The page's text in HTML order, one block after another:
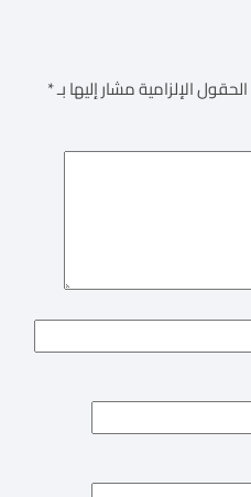
الحقول الإلزامية مشار إليها بـ*